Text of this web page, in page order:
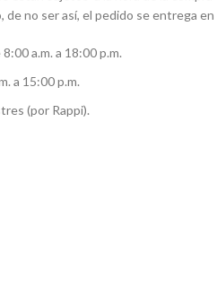
de no ser así, el pedido se entrega
a.m. a 18:00 p.m.
a 15:00 p.m.
(por Rappi).